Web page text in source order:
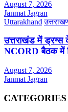
August 7, 2026
Janmat Jagran
Uttarakhand
उत्तराखंड में
NCORD बैठक में
August 7, 2026
Janmat Jagran
CATEGORIES